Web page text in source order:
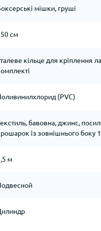
мішки, груші
см
кільце для кріплення
(PVC)
бавовна, джинс,
із зовнішнього боку
м